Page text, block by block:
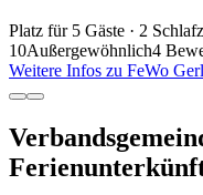
Platz für 5 Gäste · 2
10Außergewöhnlich4
Weitere Infos zu FeWo